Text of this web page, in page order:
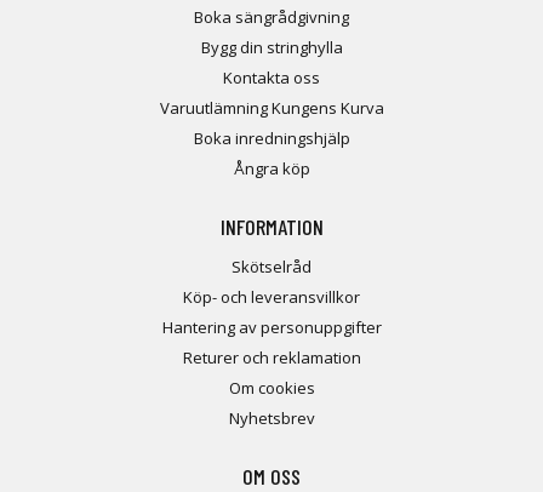
Boka sängrådgivning
Bygg din stringhylla
Kontakta oss
Varuutlämning Kungens Kurva
Boka inredningshjälp
Ångra köp
INFORMATION
Skötselråd
Köp- och leveransvillkor
Hantering av personuppgifter
Returer och reklamation
Om cookies
Nyhetsbrev
OM OSS